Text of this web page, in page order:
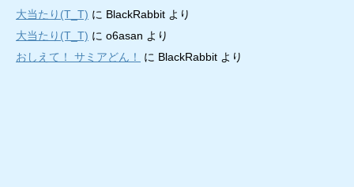
大当たり(T_T) に BlackRabbit より
大当たり(T_T) に o6asan より
おしえて！ サミアどん！
に BlackRabbit より